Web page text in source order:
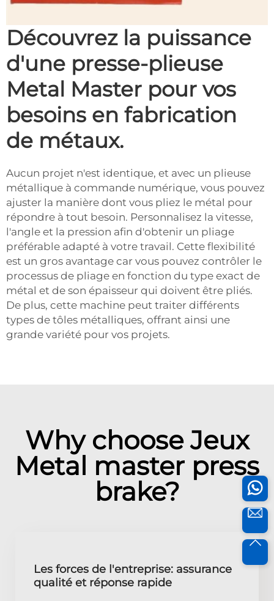
Découvrez la puissance
d'une presse-plieuse
Metal Master pour vos
besoins en fabrication
de métaux.
Aucun projet n'est identique, et avec un plieuse
métallique à commande numérique, vous pouvez
ajuster la manière dont vous pliez le métal pour
répondre à tout besoin. Personnalisez la vitesse,
l'angle et la pression afin d'obtenir un pliage
préférable adapté à votre travail. Cette flexibilité
est un gros avantage car vous pouvez contrôler le
processus de pliage en fonction du type exact de
métal et de son épaisseur qui doivent être pliés.
De plus, cette machine peut traiter différents
types de tôles métalliques, offrant ainsi une
grande variété pour vos projets.
Why choose Jeux
Metal master press
brake?
Les forces de l'entreprise: assurance
qualité et réponse rapide